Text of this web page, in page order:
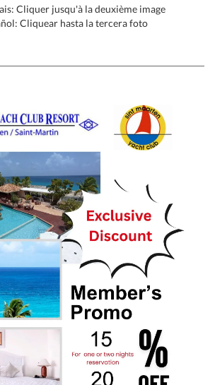
Cliquer jusqu'à la deuxième image
Cliquear hasta la tercera foto